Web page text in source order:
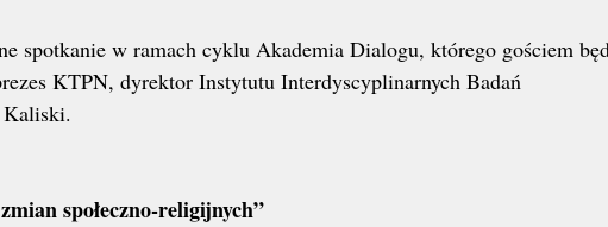
spotkanie w ramach cyklu Akademia Dialogu, którego gościem
KTPN, dyrektor Instytutu Interdyscyplinarnych Badań
Kaliski.
społeczno-religijnych”